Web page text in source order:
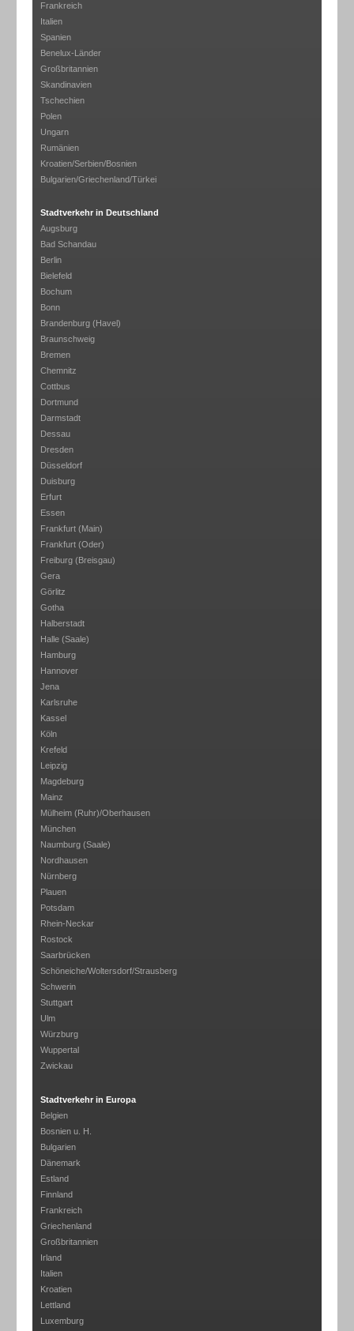
Frankreich
Italien
Spanien
Benelux-Länder
Großbritannien
Skandinavien
Tschechien
Polen
Ungarn
Rumänien
Kroatien/Serbien/Bosnien
Bulgarien/Griechenland/Türkei
Stadtverkehr in Deutschland
Augsburg
Bad Schandau
Berlin
Bielefeld
Bochum
Bonn
Brandenburg (Havel)
Braunschweig
Bremen
Chemnitz
Cottbus
Dortmund
Darmstadt
Dessau
Dresden
Düsseldorf
Duisburg
Erfurt
Essen
Frankfurt (Main)
Frankfurt (Oder)
Freiburg (Breisgau)
Gera
Görlitz
Gotha
Halberstadt
Halle (Saale)
Hamburg
Hannover
Jena
Karlsruhe
Kassel
Köln
Krefeld
Leipzig
Magdeburg
Mainz
Mülheim (Ruhr)/Oberhausen
München
Naumburg (Saale)
Nordhausen
Nürnberg
Plauen
Potsdam
Rhein-Neckar
Rostock
Saarbrücken
Schöneiche/Woltersdorf/Strausberg
Schwerin
Stuttgart
Ulm
Würzburg
Wuppertal
Zwickau
Stadtverkehr in Europa
Belgien
Bosnien u. H.
Bulgarien
Dänemark
Estland
Finnland
Frankreich
Griechenland
Großbritannien
Irland
Italien
Kroatien
Lettland
Luxemburg